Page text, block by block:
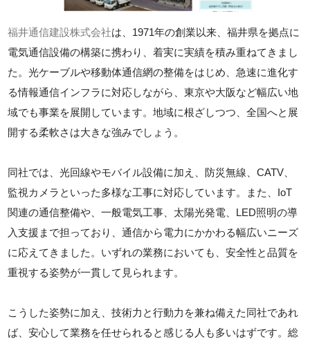
福井通信建設株式会社は、1971年の創業以来、福井県を拠点に
電気通信設備の構築に携わり、着実に実績を積み重ねてきまし
た。光ケーブルや移動体通信網の整備をはじめ、急速に進化す
る情報通信インフラに対応しながら、東京や大阪など幅広い地
域でも事業を展開しています。地域に根ざしつつ、全国へと展
開する柔軟さは大きな強みでしょう。
同社では、光回線やモバイル設備に加え、防災無線、CATV、
監視カメラといった多様な工事に対応しています。また、IoT
関連の通信整備や、一般電気工事、太陽光発電、LED照明の導
入支援まで担っており、通信から電力にかかわる幅広いニーズ
に応えてきました。いずれの業務においても、安全性と品質を
重視する姿勢が一貫して見られます。
こうした姿勢に加え、技術力と行動力を兼ね備えた同社であれ
ば、安心して業務を任せられると感じる人も多いはずです。総